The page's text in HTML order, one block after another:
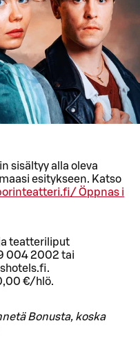
sisältyy alla oleva
esitykseen. Katso
Öppnas i
teatteriliput
004 2002 tai
€/hlö.
Bonusta, koska